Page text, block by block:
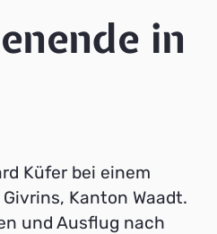
in
Küfer bei einem
Kanton Waadt.
und Ausflug nach